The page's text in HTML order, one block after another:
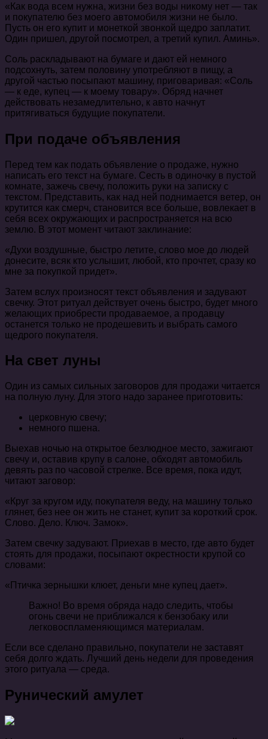
«Как вода всем нужна, жизни без воды никому нет — так
и покупателю без моего автомобиля жизни не было.
Пусть он его купит и монеткой звонкой щедро заплатит.
Один пришел, другой посмотрел, а третий купил. Аминь».
Соль раскладывают на бумаге и дают ей немного
подсохнуть, затем половину употребляют в пищу, а
другой частью посыпают машину, приговаривая: «Соль
— к еде, купец — к моему товару». Обряд начнет
действовать незамедлительно, к авто начнут
притягиваться будущие покупатели.
При подаче объявления
Перед тем как подать объявление о продаже, нужно
написать его текст на бумаге. Сесть в одиночку в пустой
комнате, зажечь свечу, положить руки на записку с
текстом. Представить, как над ней поднимается ветер, он
крутится как смерч, становится все больше, вовлекает в
себя всех окружающих и распространяется на всю
землю. В этот момент читают заклинание:
«Духи воздушные, быстро летите, слово мое до людей
донесите, всяк кто услышит, любой, кто прочтет, сразу ко
мне за покупкой придет».
Затем вслух произносят текст объявления и задувают
свечку. Этот ритуал действует очень быстро, будет много
желающих приобрести продаваемое, а продавцу
останется только не продешевить и выбрать самого
щедрого покупателя.
На свет луны
Один из самых сильных заговоров для продажи читается
на полную луну. Для этого надо заранее приготовить:
церковную свечу;
немного пшена.
Выехав ночью на открытое безлюдное место, зажигают
свечу и, оставив крупу в салоне, обходят автомобиль
девять раз по часовой стрелке. Все время, пока идут,
читают заговор:
«Круг за кругом иду, покупателя веду, на машину только
глянет, без нее он жить не станет, купит за короткий срок.
Слово. Дело. Ключ. Замок».
Затем свечку задувают. Приехав в место, где авто будет
стоять для продажи, посыпают окрестности крупой со
словами:
«Птичка зернышки клюет, деньги мне купец дает».
Важно! Во время обряда надо следить, чтобы
огонь свечи не приближался к бензобаку или
легковоспламеняющимся материалам.
Если все сделано правильно, покупатели не заставят
себя долго ждать. Лучший день недели для проведения
этого ритуала — среда.
Рунический амулет